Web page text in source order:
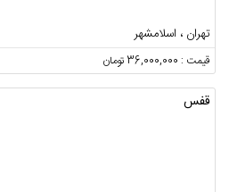
تهران ، اسلامشهر
قیمت : 36,000,000 تومان
قفس